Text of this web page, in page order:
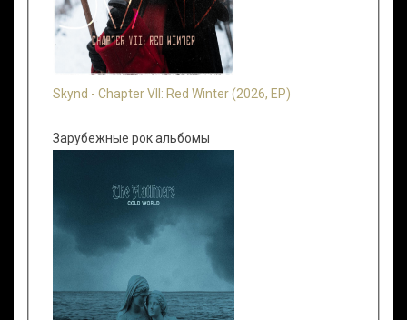
Skynd - Chapter VII: Red Winter (2026, EP)
Зарубежные рок альбомы